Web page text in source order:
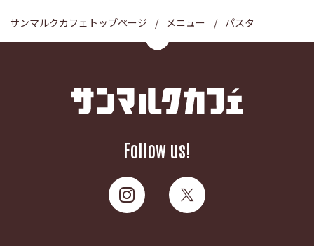
サンマルクカフェトップページ メニュー パスタ
Follow us!